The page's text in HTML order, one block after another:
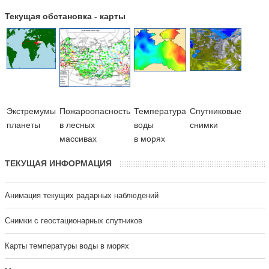
Текущая обстановка - карты
Экстремумы
планеты
Пожароопасность
в лесных
массивах
Температура
воды
в морях
Cпутниковые
снимки
ТЕКУЩАЯ ИНФОРМАЦИЯ
Анимация текущих радарных наблюдений
Cнимки с геостационарных спутников
Карты температуры воды в морях